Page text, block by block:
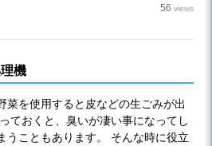
56 views
機
菜を使用すると皮などの生ごみが出
ておくと、臭いが凄い事になってし
うこともあります。 そんな時に役立